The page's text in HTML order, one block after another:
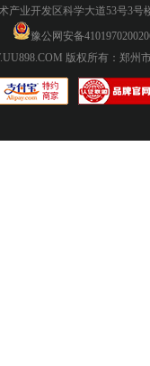
业开发区科学大道53号3号
豫公网安备
版权所有：郑州